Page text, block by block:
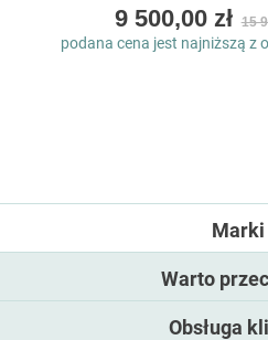
As
low
9 500,00 zł 15
podana cena jest najniższą z
Marki
Warto
Obsługa